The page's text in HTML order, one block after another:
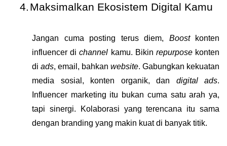
4. Maksimalkan Ekosistem Digital Kamu
Jangan cuma posting terus diem, Boostkonten
influencer dichannel kamu. Bikin repurposekonten
di ads, email, bahkan website. Gabungkan kekuatan
media sosial , konten organik, dan digital ads.
Influencer marketing itu bukan cuma satu arah ya,
tapi sinergi.
Kolaborasi yang terencana itu sama
dengan branding yang makin kuat di banyak titik.